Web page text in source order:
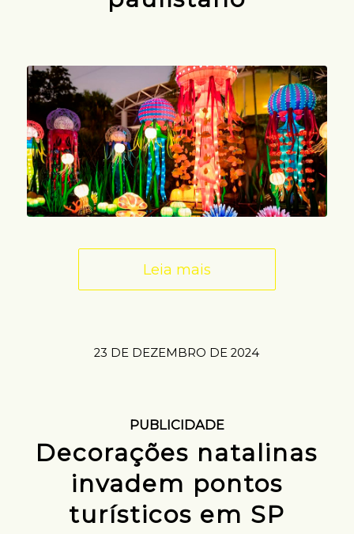
Leia mais
23 DE DEZEMBRO DE 2024
PUBLICIDADE
Decorações natalinas
invadem pontos
turísticos em SP